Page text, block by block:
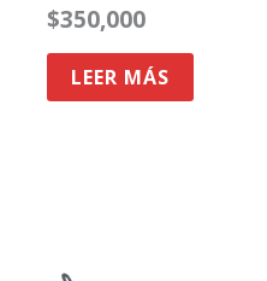
$350,000
LEER MÁS